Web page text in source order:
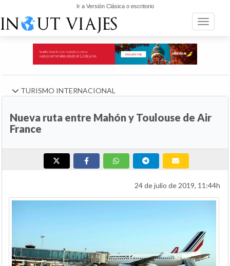
Ir a Versión Clásica o escritorio
Toggle
TURISMO INTERNACIONAL
Nueva ruta entre Mahón y Toulouse de Air
France
24 de julio de 2019, 11:44h